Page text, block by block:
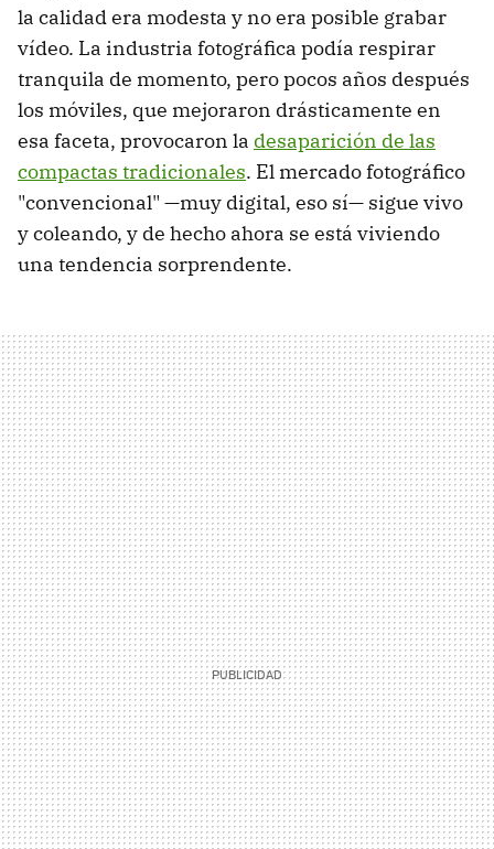
la calidad era modesta y no era posible grabar
vídeo. La industria fotográfica podía respirar
tranquila de momento, pero pocos años después
los móviles, que mejoraron drásticamente en
esa faceta, provocaron la desaparición de las
compactas tradicionales. El mercado fotográfico
"convencional" —muy digital, eso sí— sigue vivo
y coleando, y de hecho ahora se está viviendo
una tendencia sorprendente.